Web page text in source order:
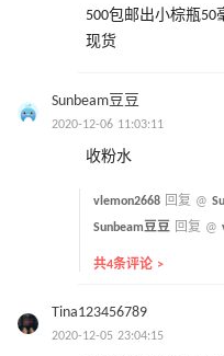
500包邮出小棕瓶50
现货
Sunbeam豆豆
2020-12-06 11:03:11
收粉水
vlemon2668 回复 @
Sunbeam豆豆 回复 @
共4条评论 >
Tina123456789
2020-12-05 23:04:15